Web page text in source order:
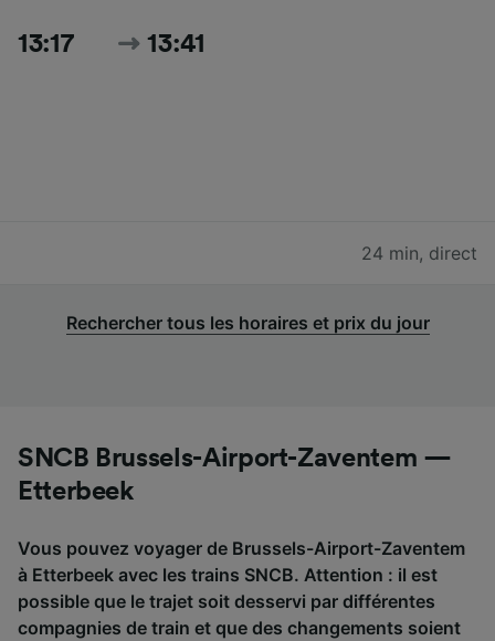
13:17 13:41
24 min, direct
Rechercher tous les horaires et prix du jour
SNCB Brussels-Airport-Zaventem —
Etterbeek
Vous pouvez voyager de Brussels-Airport-Zaventem
à Etterbeek avec les trains SNCB. Attention : il est
possible que le trajet soit desservi par différentes
compagnies de train et que des changements soient